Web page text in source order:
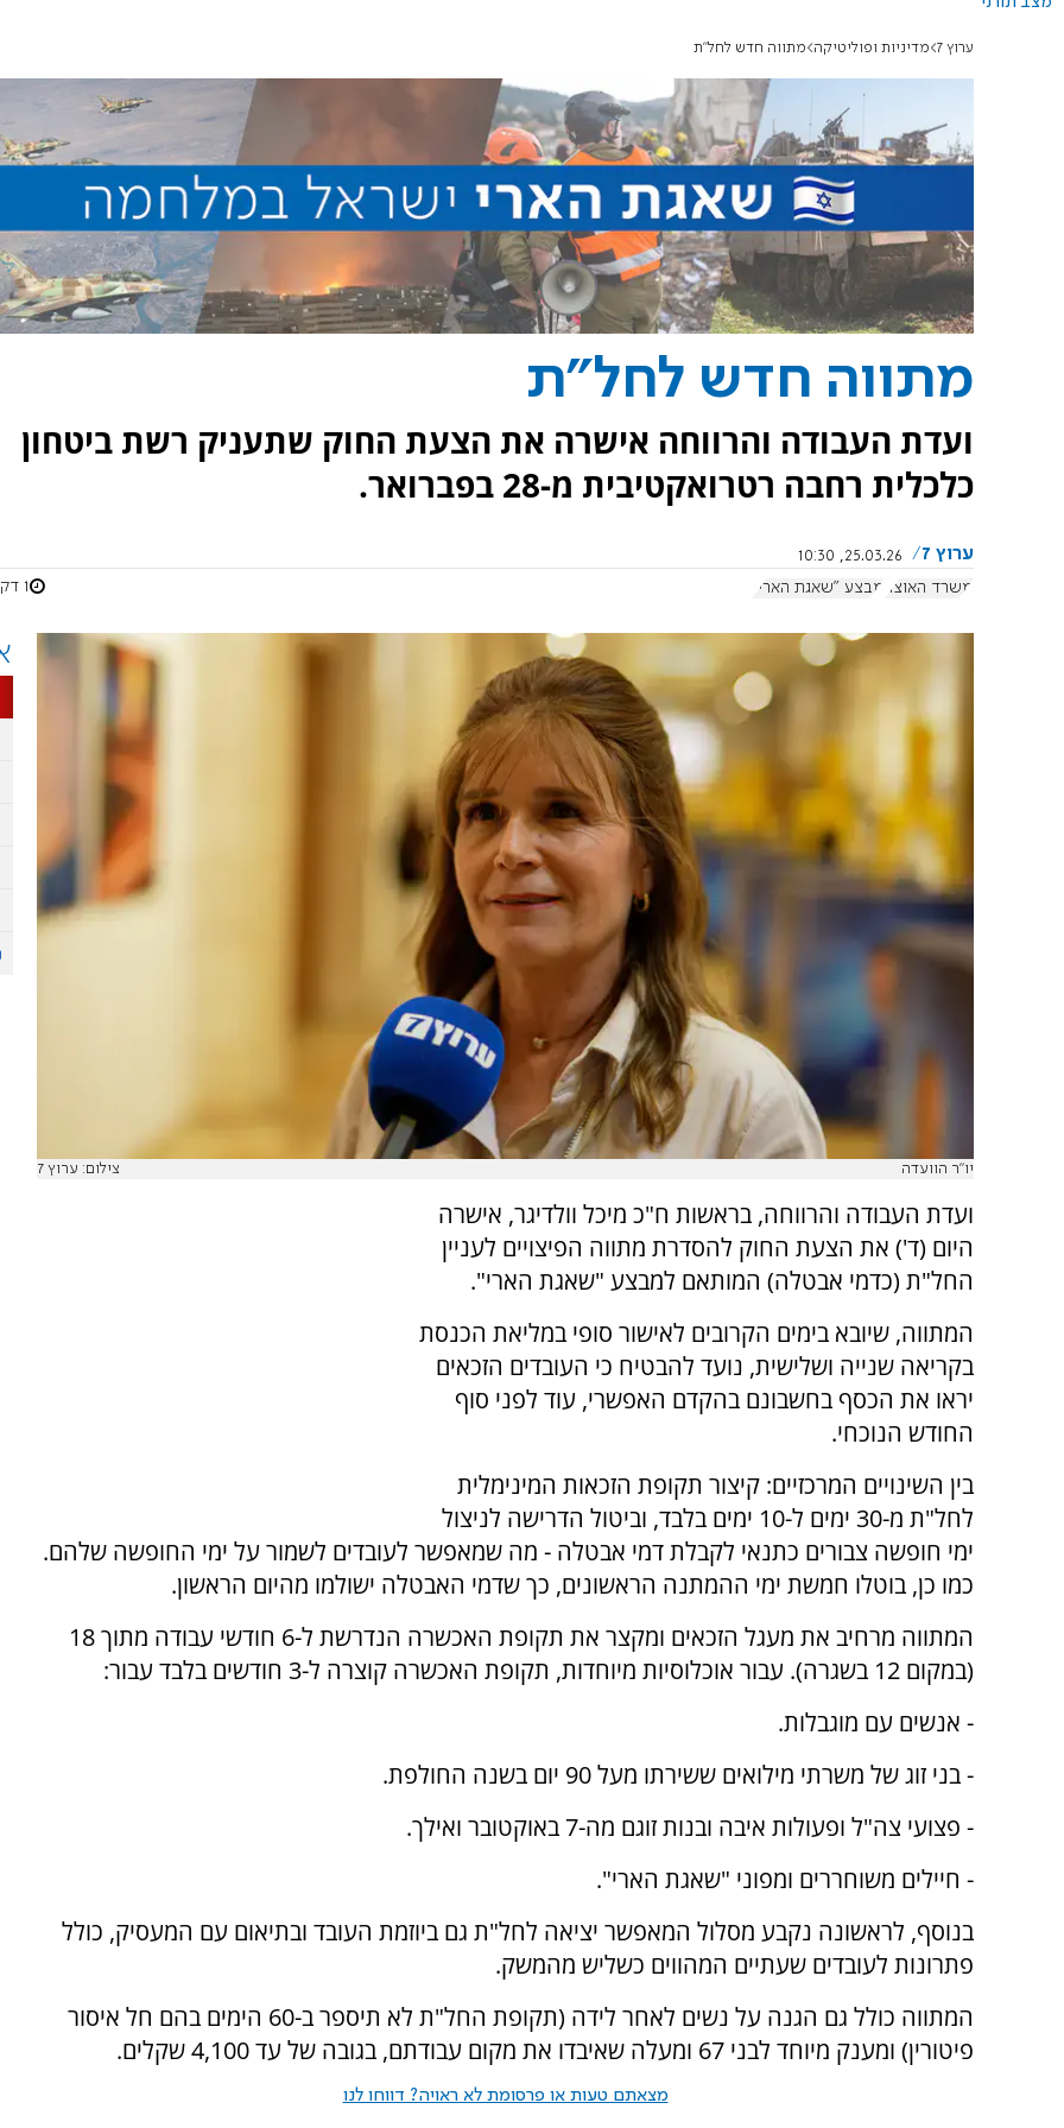
ערוץ 7 מדיניות ופוליטיקה מתווה חדש לחל"ת
מתווה חדש לחל"ת
ועדת העבודה והרווחה אישרה את הצעת החוק שתעניק רשת ביטחון
כלכלית רחבה רטרואקטיבית מ-28 בפברואר.
ערוץ 7
25.03.26, 10:30
משרד האוצר מבצע "שאגת הארי" 1 דקות
יו"ר הוועדה צילום: ערוץ 7
ועדת העבודה והרווחה, בראשות ח"כ מיכל וולדיגר, אישרה
היום (ד') את הצעת החוק להסדרת מתווה הפיצויים לעניין
החל"ת (כדמי אבטלה) המותאם למבצע "שאגת הארי".
המתווה, שיובא בימים הקרובים לאישור סופי במליאת הכנסת
בקריאה שנייה ושלישית, נועד להבטיח כי העובדים הזכאים
יראו את הכסף בחשבונם בהקדם האפשרי, עוד לפני סוף
החודש הנוכחי.
בין השינויים המרכזיים: קיצור תקופת הזכאות המינימלית
לחל"ת מ-30 ימים ל-10 ימים בלבד, וביטול הדרישה לניצול
ימי חופשה צבורים כתנאי לקבלת דמי אבטלה - מה שמאפשר לעובדים לשמור על ימי החופשה שלהם.
כמו כן, בוטלו חמשת ימי ההמתנה הראשונים, כך שדמי האבטלה ישולמו מהיום הראשון.
המתווה מרחיב את מעגל הזכאים ומקצר את תקופת האכשרה הנדרשת ל-6 חודשי עבודה מתוך 18
(במקום 12 בשגרה). עבור אוכלוסיות מיוחדות, תקופת האכשרה קוצרה ל-3 חודשים בלבד עבור:
- אנשים עם מוגבלות.
- בני זוג של משרתי מילואים ששירתו מעל 90 יום בשנה החולפת.
- פצועי צה"ל ופעולות איבה ובנות זוגם מה-7 באוקטובר ואילך.
- חיילים משוחררים ומפוני "שאגת הארי".
בנוסף, לראשונה נקבע מסלול המאפשר יציאה לחל"ת גם ביוזמת העובד ובתיאום עם המעסיק, כולל
פתרונות לעובדים שעתיים המהווים כשליש מהמשק.
המתווה כולל גם הגנה על נשים לאחר לידה (תקופת החל"ת לא תיספר ב-60 הימים בהם חל איסור
פיטורין) ומענק מיוחד לבני 67 ומעלה שאיבדו את מקום עבודתם, בגובה של עד 4,100 שקלים.
מצאתם טעות או פרסומת לא ראויה? דווחו לנו